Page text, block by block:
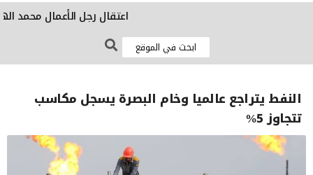
‏اعتقال رجل الأعمال محمد
النفط يتراجع عالميا وخام البصرة يسجل مكاسب
تتجاوز 5%